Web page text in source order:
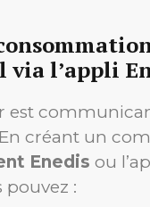
via l’appli
est
créant un
Enedis ou
pouvez :